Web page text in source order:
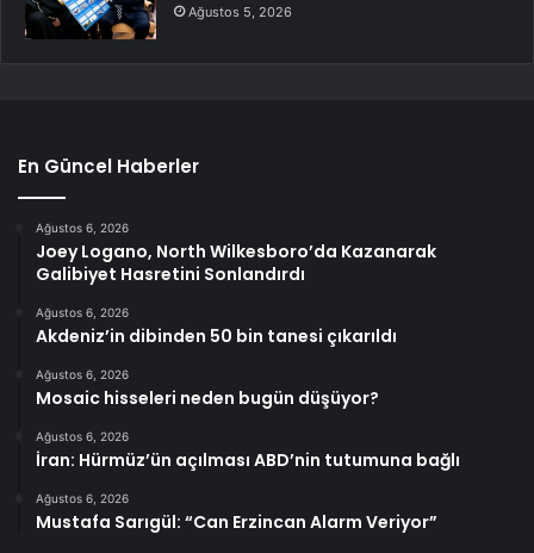
Ağustos 5, 2026
En Güncel Haberler
Ağustos 6, 2026
Joey Logano, North Wilkesboro’da Kazanarak
Galibiyet Hasretini Sonlandırdı
Ağustos 6, 2026
Akdeniz’in dibinden 50 bin tanesi çıkarıldı
Ağustos 6, 2026
Mosaic hisseleri neden bugün düşüyor?
Ağustos 6, 2026
İran: Hürmüz’ün açılması ABD’nin tutumuna bağlı
Ağustos 6, 2026
Mustafa Sarıgül: “Can Erzincan Alarm Veriyor”